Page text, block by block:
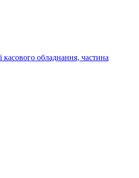
касового обладнання, частина